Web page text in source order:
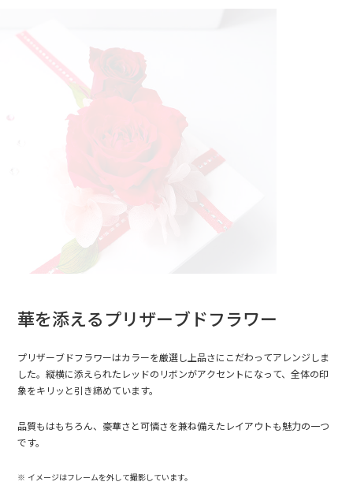
華を添えるプリザーブドフラワー
プリザーブドフラワーはカラーを厳選し上品さにこだわってアレンジしま
した。縦横に添えられたレッドのリボンがアクセントになって、全体の印
象をキリッと引き締めています。
品質もはもちろん、豪華さと可憐さを兼ね備えたレイアウトも魅力の一つ
です。
※ イメージはフレームを外して撮影しています。